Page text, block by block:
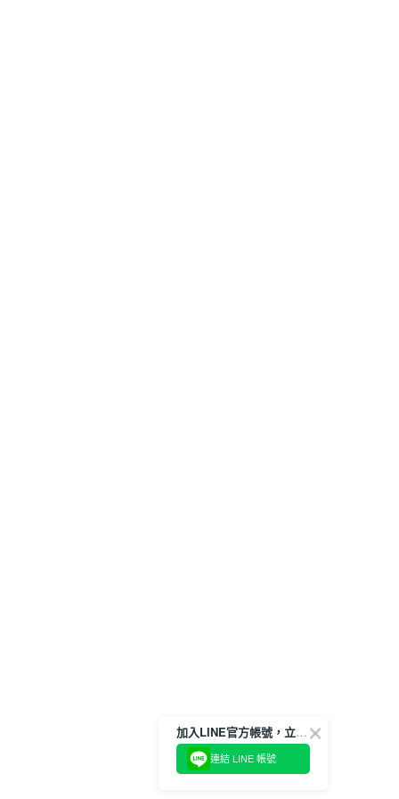
加入LINE官方帳號，立即獲得$100購物金!
連結 LINE 帳號